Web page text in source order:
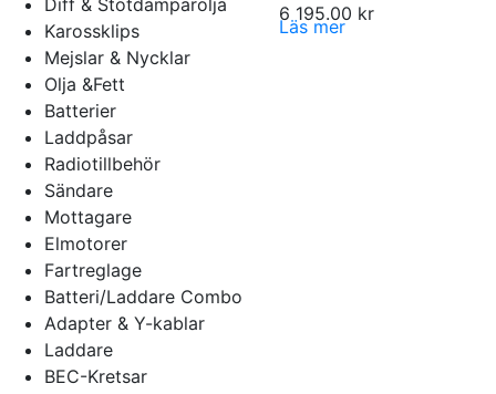
6 195.00 kr
Läs mer
Karossklips
Mejslar & Nycklar
Olja &Fett
Batterier
Laddpåsar
Radiotillbehör
Sändare
Mottagare
Elmotorer
Fartreglage
Batteri/Laddare Combo
Adapter & Y-kablar
Laddare
BEC-Kretsar